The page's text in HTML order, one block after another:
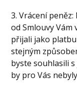
3. Vrácení
od Smlouvy Vám
přijali jako
stejným
byste souhlasili
by pro Vás